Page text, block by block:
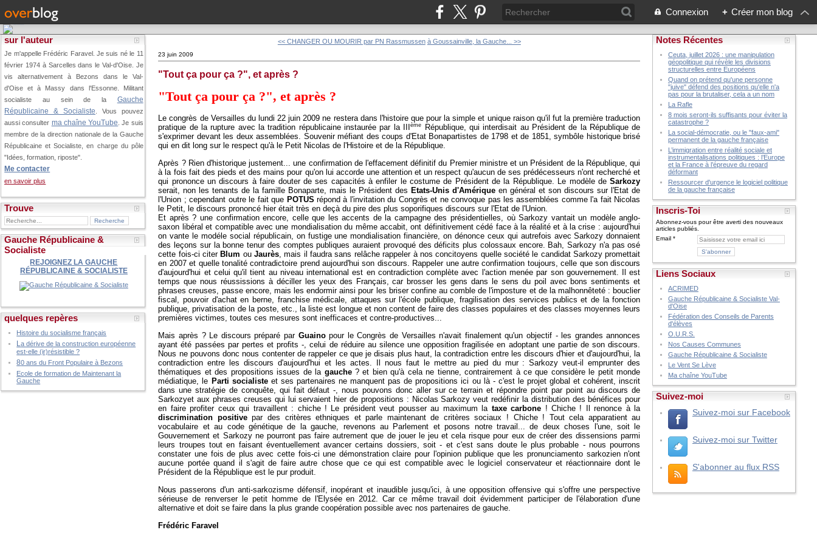
Connexion + Créer mon blog
sur l'auteur
Je m'appelle Frédéric Faravel. Je suis né le 11
février 1974 à Sarcelles dans le Val-d'Oise. Je
vis alternativement à Bezons dans le Val-
d'Oise et à Massy dans l'Essonne. Militant
socialiste au sein de la Gauche
Républicaine & Socialiste . Vous pouvez
aussi consulter ma chaîne YouTube . Je suis
membre de la direction nationale de la Gauche
Républicaine et Socialiste, en charge du pôle
"Idées, formation, riposte".
Me contacter
en savoir plus
Trouve
Gauche Républicaine &
Socialiste
REJOIGNEZ LA GAUCHE
RÉPUBLICAINE & SOCIALISTE
quelques repères
Histoire du socialisme français
La dérive de la construction européenne
est-elle (ir)résistible ?
80 ans du Front Populaire à Bezons
Ecole de formation de Maintenant la
Gauche
<< CHANGER OU MOURIR par PN Rassmussen à Goussainville, la Gauche... >>
23 juin 2009
"Tout ça pour ça ?", et après ?
"Tout ça pour ça ?", et après ?
Le congrès de Versailles du lundi 22 juin 2009 ne restera dans l'histoire que pour la simple et unique raison qu'il fut la première traduction
pratique de la rupture avec la tradition républicaine instaurée par la IIIème
République, qui interdisait au Président de la République de
s'exprimer devant les deux assemblées. Souvenir méfiant des coups d'Etat Bonapartistes de 1798 et de 1851, symbôle historique brisé
qui en dit long sur le respect qu'à le Petit Nicolas de l'Histoire et de la République.
Après ? Rien d'historique justement... une confirmation de l'effacement définitif du Premier ministre et un Président de la République, qui
à la fois fait des pieds et des mains pour qu'on lui accorde une attention et un respect qu'aucun de ses prédécesseurs n'ont recherché et
qui prononce un discours à faire douter de ses capacités à enfiler le costume de Président de la République. Le modèle deSarkozy
serait, non les tenants de la famille Bonaparte, mais le Président des Etats-Unis d'Amérique en général et son discours sur l'Etat de
l'Union ; cependant outre le fait que POTUS répond à l'invitation du Congrès et ne convoque pas les assemblées comme l'a fait Nicolas
le Petit, le discours prononcé hier était très en deçà du pire des plus soporifiques discours sur l'Etat de l'Union.
Et après ? une confirmation encore, celle que les accents de la campagne des présidentielles, où Sarkozy vantait un modèle anglo-
saxon libéral et compatible avec une mondialisation du même accabit, ont définitivement cédé face à la réalité et à la crise : aujourd'hui
on vante le modéle social républicain, on fustige une mondialisation financière, on dénonce ceux qui autrefois avec Sarkozy donnaient
des leçons sur la bonne tenur des comptes publiques auraient provoqué des déficits plus colossaux encore. Bah, Sarkozy n'a pas osé
cette fois-ci citer Blum ouJaurès, mais il faudra sans relâche rappeler à nos concitoyens quelle société le candidat Sarkozy promettait
en 2007 et quelle tonalité contradictoire prend aujourd'hui son discours. Rappeler une autre confirmation toujours, celle que son discours
d'aujourd'hui et celui qu'il tient au niveau international est en contradiction complète avec l'action menée par son gouvernement. Il est
temps que nous réussissions à déciller les yeux des Français, car brosser les gens dans le sens du poil avec bons sentiments et
phrases creuses, passe encore, mais les endormir ainsi pour les briser confine au comble de l'imposture et de la malhonnêteté : bouclier
fiscal, pouvoir d'achat en berne, franchise médicale, attaques sur l'école publique, fragilisation des services publics et de la fonction
publique, privatisation de la poste, etc., la liste est longue et non content de faire des classes populaires et des classes moyennes leurs
premières victimes, toutes ces mesures sont inefficaces et contre-productives...
Mais après ? Le discours préparé par Guainopour le Congrès de Versailles n'avait finalement qu'un objectif - les grandes annonces
ayant été passées par pertes et profits -, celui de réduire au silence une opposition fragilisée en adoptant une partie de son discours.
Nous ne pouvons donc nous contenter de rappeler ce que je disais plus haut, la contradiction entre les discours d'hier et d'aujourd'hui, la
contradiction entre les discours d'aujourd'hui et les actes. Il nous faut le mettre au pied du mur : Sarkozy veut-il emprunter des
thématiques et des propositions issues de la gauche? et bien qu'à cela ne tienne, contrairement à ce que considère le petit monde
médiatique, le Parti socialisteet ses partenaires ne manquent pas de propositions ici ou là - c'est le projet global et cohérent, inscrit
dans une stratégie de conquête, qui fait défaut -, nous pouvons donc aller sur ce terrain et répondre point par point au discours de
Sarkozyet aux phrases creuses qui lui servaient hier de propositions : Nicolas Sarkozy veut redéfinir la distribution des bénéfices pour
en faire profiter ceux qui travaillent : chiche ! Le président veut pousser au maximum la taxe carbone ! Chiche ! Il renonce à la
discrimination positivepar des critères ethniques et parle maintenant de critères sociaux ! Chiche ! Tout cela apparatient au
vocabulaire et au code génétique de la gauche, revenons au Parlement et posons notre travail... de deux choses l'une, soit le
Gouvernement et Sarkozy ne pourront pas faire autrement que de jouer le jeu et cela risque pour eux de créer des dissensions parmi
leurs troupes tout en faisant éventuellement avancer certains dossiers, soit - et c'est sans doute le plus probable - nous pourrons
constater une fois de plus avec cette fois-ci une démonstration claire pour l'opinion publique que les pronunciamento sarkozien n'ont
aucune portée quand il s'agit de faire autre chose que ce qui est compatible avec le logiciel conservateur et réactionnaire dont le
Président de la République est le pur produit.
Nous passerons d'un anti-sarkozisme défensif, inopérant et inaudible jusqu'ici, à une opposition offensive qui s'offre une perspective
sérieuse de renverser le petit homme de l'Elysée en 2012. Car ce même travail doit évidemment participer de l'élaboration d'une
alternative et doit se faire dans la plus grande coopération possible avec nos partenaires de gauche.
Frédéric Faravel
Notes Récentes
Ceuta, juillet 2026 : une manipulation
géopolitique qui révèle les divisions
structurelles entre Européens
Quand on prétend qu'une personne
"juive" défend des positions qu'elle n'a
pas pour la brutaliser, cela a un nom
La Rafle
8 mois seront-ils suffisants pour éviter la
catastrophe ?
La social-démocratie, ou le "faux-ami"
permanent de la gauche française
L’immigration entre réalité sociale et
instrumentalisations politiques : l’Europe
et la France à l’épreuve du regard
déformant
Ressourcer d'urgence le logiciel politique
de la gauche française
Inscris-Toi
Abonnez-vous pour être averti des nouveaux
articles publiés.
Email
Liens Sociaux
ACRIMED
Gauche Républicaine & Socialiste Val-
d'Oise
Fédération des Conseils de Parents
d'élèves
O.U.R.S.
Nos Causes Communes
Gauche Républicaine & Socialiste
Le Vent Se Lève
Ma chaîne YouTube
Suivez-moi
Suivez-moi sur Facebook
Suivez-moi sur Twitter
S'abonner au flux RSS